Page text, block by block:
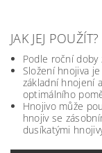
JAK JEJ POUŽÍT?
Podle roční
Složení hnojiva
základní hnojení
optimálního
Hnojivo může
hnojiv se
dusíkatými